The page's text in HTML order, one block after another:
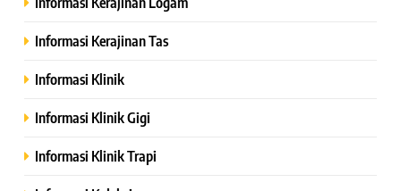
Informasi Kerajinan Tas
Informasi Klinik
Informasi Klinik Gigi
Informasi Klinik Trapi